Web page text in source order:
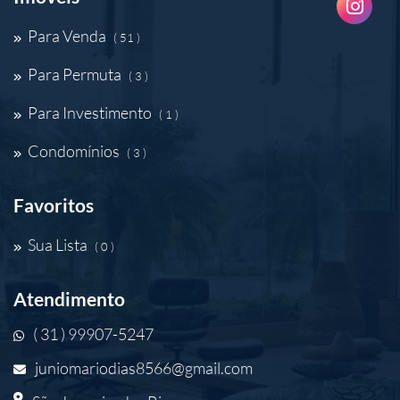
Para Venda ( 51 )
Para Permuta ( 3 )
Para Investimento ( 1 )
Condomínios ( 3 )
Favoritos
Sua Lista ( 0 )
Atendimento
( 31 ) 99907-5247
juniomariodias8566@gmail.com